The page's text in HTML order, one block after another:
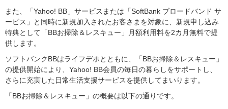
また、「Yahoo! BB」サービスまたは「SoftBank ブロードバンド サ
ービス」と同時に新規加入されたお客さまを対象に、新規申し込み
特典として「BBお掃除＆レスキュー」月額利用料を2カ月無料で提
供します。
ソフトバンクBBはライフデポとともに、「BBお掃除＆レスキュー」
の提供開始により、Yahoo! BB会員の毎日の暮らしをサポートし、
さらに充実した日常生活支援サービスを提供してまいります。
「BBお掃除＆レスキュー」の概要は以下の通りです。